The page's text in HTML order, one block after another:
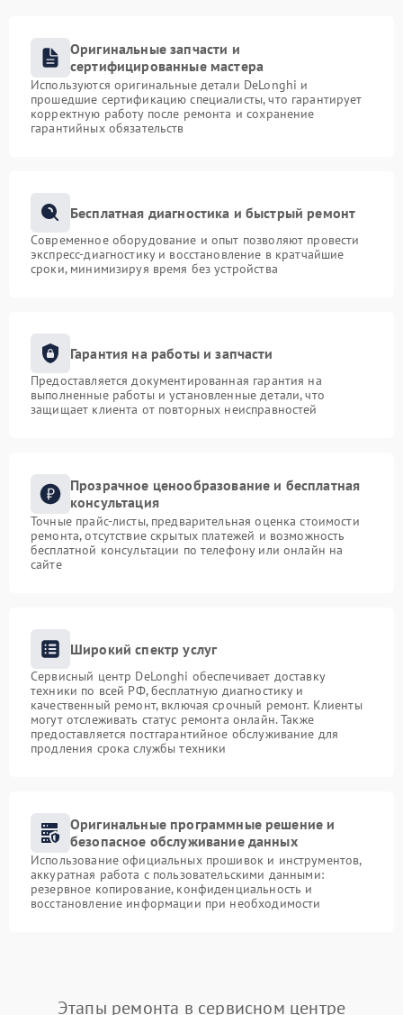
Оригинальные запчасти и
сертифицированные мастера
Используются оригинальные детали DeLonghi и
прошедшие сертификацию специалисты, что гарантирует
корректную работу после ремонта и сохранение
гарантийных обязательств
Бесплатная диагностика и быстрый ремонт
Современное оборудование и опыт позволяют провести
экспресс-диагностику и восстановление в кратчайшие
сроки, минимизируя время без устройства
Гарантия на работы и запчасти
Предоставляется документированная гарантия на
выполненные работы и установленные детали, что
защищает клиента от повторных неисправностей
Прозрачное ценообразование и бесплатная
консультация
Точные прайс-листы, предварительная оценка стоимости
ремонта, отсутствие скрытых платежей и возможность
бесплатной консультации по телефону или онлайн на
сайте
Широкий спектр услуг
Сервисный центр DeLonghi обеспечивает доставку
техники по всей РФ, бесплатную диагностику и
качественный ремонт, включая срочный ремонт. Клиенты
могут отслеживать статус ремонта онлайн. Также
предоставляется постгарантийное обслуживание для
продления срока службы техники
Оригинальные программные решение и
безопасное обслуживание данных
Использование официальных прошивок и инструментов,
аккуратная работа с пользовательскими данными:
резервное копирование, конфиденциальность и
восстановление информации при необходимости
Этапы ремонта в сервисном центре